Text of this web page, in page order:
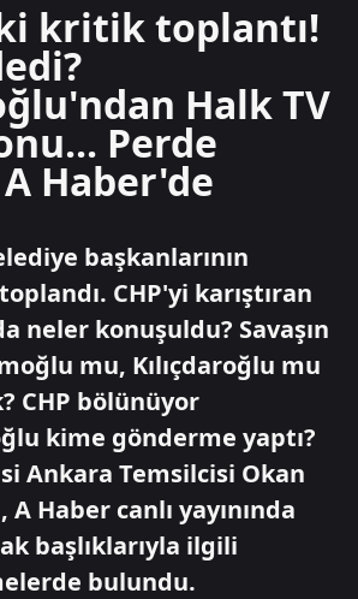
kritik toplantı!
Halk TV
Perde
A Haber'de
başkanlarının
CHP'yi karıştıran
neler konuşuldu? Savaşın
mu, Kılıçdaroğlu mu
CHP bölünüyor
kime gönderme yaptı?
Ankara Temsilcisi Okan
Haber canlı yayınında
başlıklarıyla ilgili
bulundu.